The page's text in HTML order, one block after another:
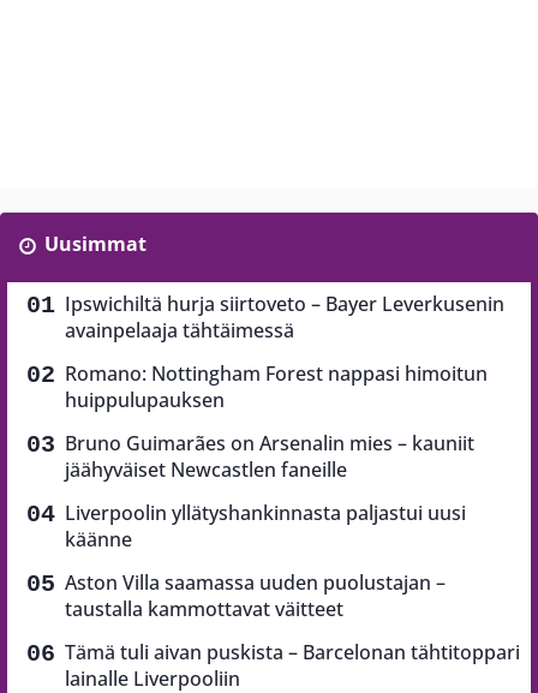
Uusimmat
Ipswichiltä hurja siirtoveto – Bayer Leverkusenin
avainpelaaja tähtäimessä
Romano: Nottingham Forest nappasi himoitun
huippulupauksen
Bruno Guimarães on Arsenalin mies – kauniit
jäähyväiset Newcastlen faneille
Liverpoolin yllätyshankinnasta paljastui uusi
käänne
Aston Villa saamassa uuden puolustajan –
taustalla kammottavat väitteet
Tämä tuli aivan puskista – Barcelonan tähtitoppari
lainalle Liverpooliin